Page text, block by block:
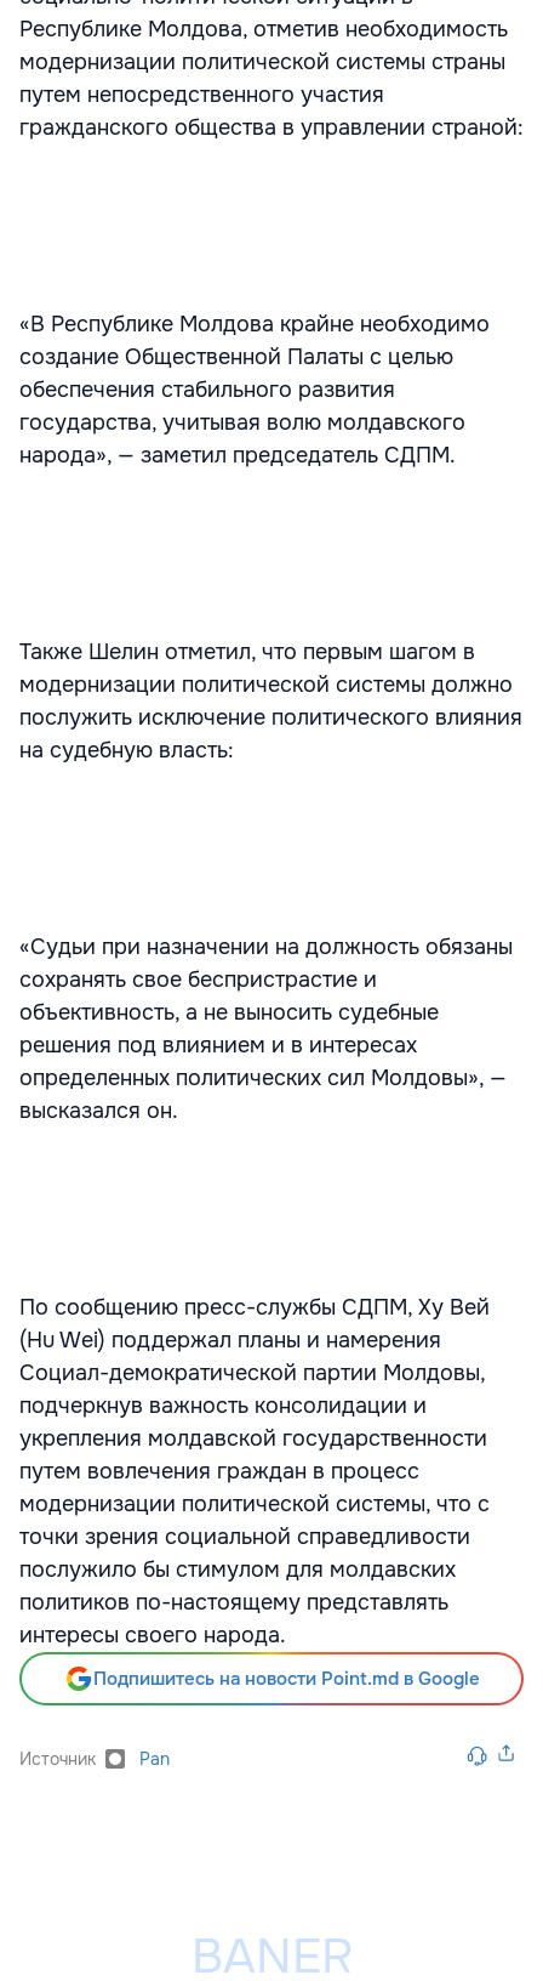
Республике Молдова, отметив необходимость
модернизации политической системы страны
путем непосредственного участия
гражданского общества в управлении страной:
«В Республике Молдова крайне необходимо
создание Общественной Палаты с целью
обеспечения стабильного развития
государства, учитывая волю молдавского
народа», — заметил председатель СДПМ.
Также Шелин отметил, что первым шагом в
модернизации политической системы должно
послужить исключение политического влияния
на судебную власть:
«Судьи при назначении на должность обязаны
сохранять свое беспристрастие и
объективность, а не выносить судебные
решения под влиянием и в интересах
определенных политических сил Молдовы», —
высказался он.
По сообщению пресс-службы СДПМ, Ху Вей
(Hu Wei) поддержал планы и намерения
Социал-демократической партии Молдовы,
подчеркнув важность консолидации и
укрепления молдавской государственности
путем вовлечения граждан в процесс
модернизации политической системы, что с
точки зрения социальной справедливости
послужило бы стимулом для молдавских
политиков по-настоящему представлять
интересы своего народа.
Подпишитесь на новости Point.md в Google
Источник Pan